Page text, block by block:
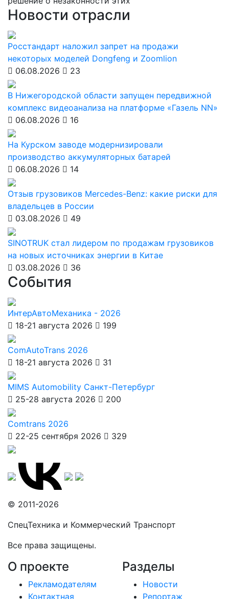
Новости отрасли
Росстандарт наложил запрет на продажи
некоторых моделей Dongfeng и Zoomlion
06.08.2026
23
В Нижегородской области запущен передвижной
комплекс видеоанализа на платформе «Газель NN»
06.08.2026
16
На Курском заводе модернизировали
производство аккумуляторных батарей
06.08.2026
14
Отзыв грузовиков Mercedes-Benz: какие риски для
владельцев в России
03.08.2026
49
SINOTRUK стал лидером по продажам грузовиков
на новых источниках энергии в Китае
03.08.2026
36
События
ИнтерАвтоМеханика - 2026
18-21 августа 2026
199
ComAutoTrans 2026
18-21 августа 2026
31
MIMS Automobility Санкт-Петербург
25-28 августа 2026
200
Comtrans 2026
22-25 сентября 2026
329
© 2011-2026
СпецТехника и Коммерческий Транспорт
Все права защищены.
О проекте
Рекламодателям
Контактная
Разделы
Новости
Репортаж